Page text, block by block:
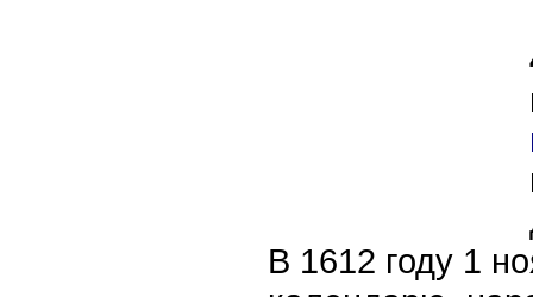
В 1612 году 1